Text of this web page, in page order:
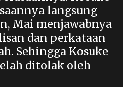
langsung
Mai menjawabnya
dan perkataan
Sehingga Kosuke
ditolak oleh